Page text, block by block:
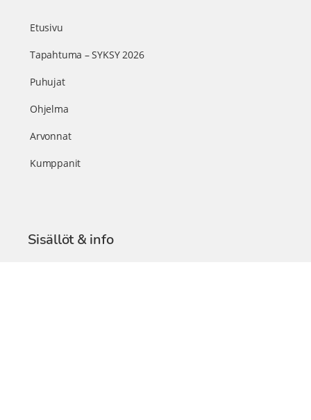
Etusivu
Tapahtuma – SYKSY 2026
Puhujat
Ohjelma
Arvonnat
Kumppanit
Sisällöt & info